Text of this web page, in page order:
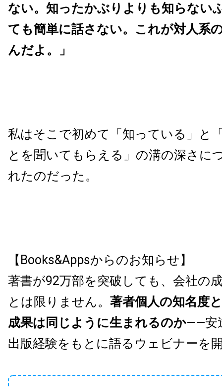
ない。知ったかぶりよりも知らない
ても簡単に話さない。これが対人系
んだよ。」
私はそこで初めて「知っている」と
とを聞いてもらえる」の溝の深さに
れたのだった。
【Books&Appsからのお知らせ】
著書が92万部を突破しても、会社の
とは限りません。 著者個人の知名度
成果は同じように生まれるのか——安
出版経験をもとに語るウェビナーを